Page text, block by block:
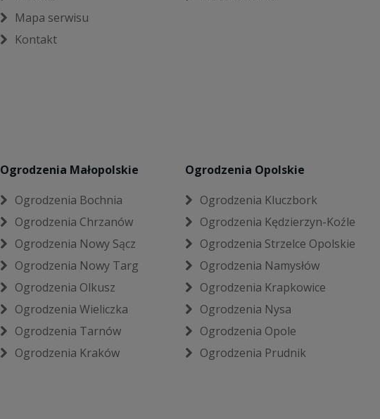
Mapa serwisu
Kontakt
Ogrodzenia Małopolskie
Ogrodzenia Bochnia
Ogrodzenia Chrzanów
Ogrodzenia Nowy Sącz
Ogrodzenia Nowy Targ
Ogrodzenia Olkusz
Ogrodzenia Wieliczka
Ogrodzenia Tarnów
Ogrodzenia Kraków
Ogrodzenia Opolskie
Ogrodzenia Kluczbork
Ogrodzenia Kędzierzyn-Koźle
Ogrodzenia Strzelce Opolskie
Ogrodzenia Namysłów
Ogrodzenia Krapkowice
Ogrodzenia Nysa
Ogrodzenia Opole
Ogrodzenia Prudnik